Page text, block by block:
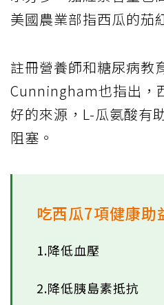
美國農業部指西瓜的茄
註冊營養師和糖尿病教
Cunningham也指出，
好的來源，L-瓜氨酸有
阻塞。
吃西瓜7項健康助
1.降低血壓
2.降低胰島素抵抗